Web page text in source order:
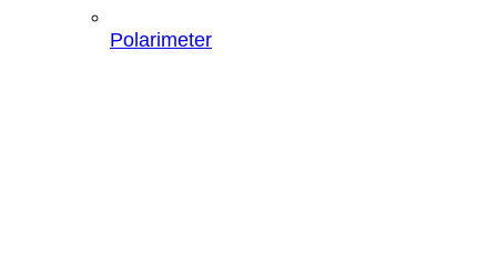
Polarimeter